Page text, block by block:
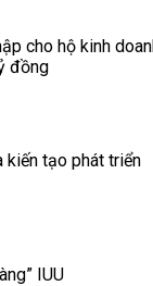
cho hộ kinh
đồng
kiến tạo phát triển
IUU